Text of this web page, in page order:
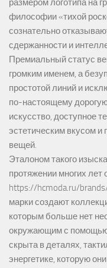
размером логотипа на
философии «тихой
сознательно
сдержанности и
Премиальный статус
громким именем, а
простотой линий и
по-настоящему
искусство, доступное
эстетическим вкусом и
вещей.
Эталоном такого
протяжении многих лет
https://hcmoda.ru/
марки создают
которым больше нет
окружающим с
скрыта в деталях,
энергетике, которую